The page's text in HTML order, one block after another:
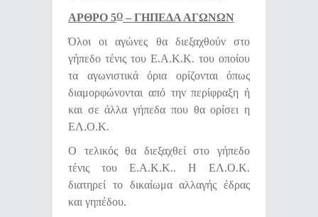
ΑΡΘΡΟ 5Ο – ΓΗΠΕΔΑ ΑΓΩΝΩΝ
Όλοι οι αγώνες θα διεξαχθούν στο
γήπεδο τένις του Ε.Α.Κ.Κ. του οποίου
τα αγωνιστικά όρια ορίζονται όπως
διαμορφώνονται από την περίφραξη ή
και σε άλλα γήπεδα που θα ορίσει η
ΕΛ.Ο.Κ.
Ο τελικός θα διεξαχθεί στο γήπεδο
τένις του Ε.Α.Κ.Κ.. Η ΕΛ.Ο.Κ.
διατηρεί το δικαίωμα αλλαγής έδρας
και γηπέδου.